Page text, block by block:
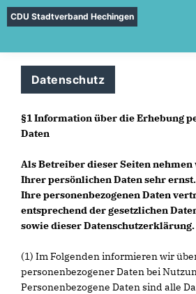
CDU Stadtverband Hechingen
Datenschutz
§1 Information über die Erhebung
Daten
Als Betreiber dieser Seiten nehmen
Ihrer persönlichen Daten sehr
Ihre personenbezogenen Daten
entsprechend der gesetzlichen
sowie dieser Datenschutzerklärung.
(1) Im Folgenden informieren wir
personenbezogener Daten bei
Personenbezogene Daten sind alle